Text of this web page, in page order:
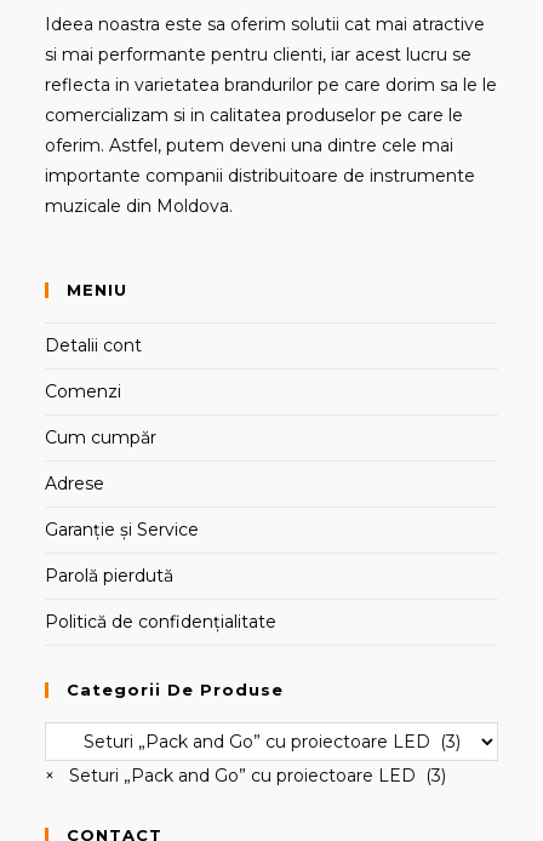
Ideea noastra este sa oferim solutii cat mai atractive
si mai performante pentru clienti, iar acest lucru se
reflecta in varietatea brandurilor pe care dorim sa le le
comercializam si in calitatea produselor pe care le
oferim. Astfel, putem deveni una dintre cele mai
importante companii distribuitoare de instrumente
muzicale din Moldova.
MENIU
Detalii cont
Comenzi
Cum cumpăr
Adrese
Garanție și Service
Parolă pierdută
Politică de confidențialitate
Categorii De Produse
× Seturi „Pack and Go” cu proiectoare LED (3)
CONTACT